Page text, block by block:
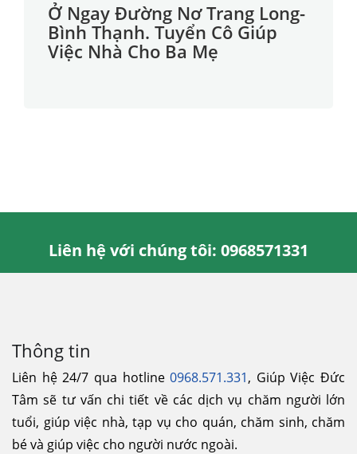
Ở Ngay Đường Nơ Trang Long-
Bình Thạnh. Tuyển Cô Giúp
Việc Nhà Cho Ba Mẹ
Liên hệ với chúng tôi: 0968571331
Thông tin
Liên hệ 24/7 qua hotline0968.571.331, Giúp Việc Đức
Tâm sẽ tư vấn chi tiết về các dịch vụ chăm người lớn
tuổi, giúp việc nhà, tạp vụ cho quán, chăm sinh, chăm
bé và giúp việc cho người nước ngoài.